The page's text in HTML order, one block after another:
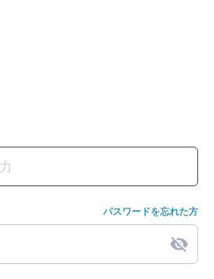
パスワードを忘れた方